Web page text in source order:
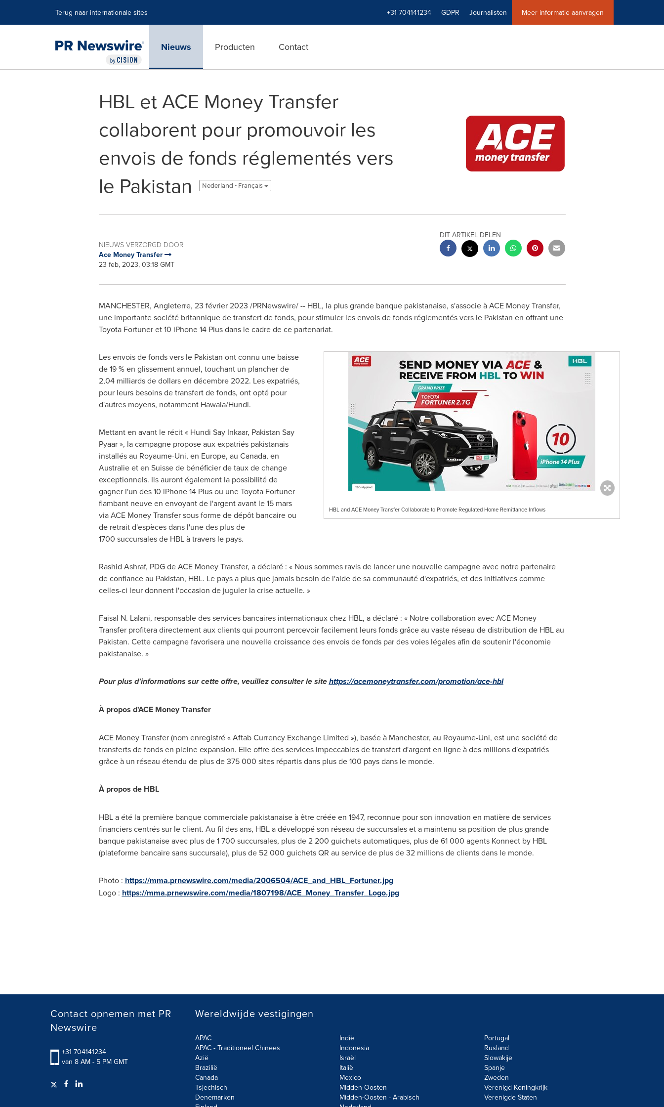
Terug naar internationale sites +31 704141234 GDPR Journalisten Meer informatie aanvragen
Nieuws Producten Contact
HBL et ACE Money Transfer
collaborent pour promouvoir les
envois de fonds réglementés vers
le Pakistan
Nederland - Français
NIEUWS VERZORGD DOOR
Ace Money Transfer
23 feb, 2023, 03:18 GMT
DIT ARTIKEL DELEN
MANCHESTER, Angleterre, 23 février 2023 /PRNewswire/ -- HBL, la plus grande banque pakistanaise, s'associe à ACE Money Transfer,
une importante société britannique de transfert de fonds, pour stimuler les envois de fonds réglementés vers le Pakistan en offrant une
Toyota Fortuner et 10 iPhone 14 Plus dans le cadre de ce partenariat.
HBL and ACE Money Transfer Collaborate to Promote Regulated Home Remittance Inflows
Les envois de fonds vers le Pakistan ont connu une baisse
de 19 % en glissement annuel, touchant un plancher de
2,04 milliards de dollars en décembre 2022. Les expatriés,
pour leurs besoins de transfert de fonds, ont opté pour
d'autres moyens, notamment Hawala/Hundi.
Mettant en avant le récit « Hundi Say Inkaar, Pakistan Say
Pyaar », la campagne propose aux expatriés pakistanais
installés au Royaume-Uni, en Europe, au Canada, en
Australie et en Suisse de bénéficier de taux de change
exceptionnels. Ils auront également la possibilité de
gagner l'un des 10 iPhone 14 Plus ou une Toyota Fortuner
flambant neuve en envoyant de l'argent avant le 15 mars
via ACE Money Transfer sous forme de dépôt bancaire ou
de retrait d'espèces dans l'une des plus de
1700 succursales de HBL à travers le pays.
Rashid Ashraf, PDG de ACE Money Transfer, a déclaré : « Nous sommes ravis de lancer une nouvelle campagne avec notre partenaire
de confiance au Pakistan, HBL. Le pays a plus que jamais besoin de l'aide de sa communauté d'expatriés, et des initiatives comme
celles-ci leur donnent l'occasion de juguler la crise actuelle. »
Faisal N. Lalani, responsable des services bancaires internationaux chez HBL, a déclaré : « Notre collaboration avec ACE Money
Transfer profitera directement aux clients qui pourront percevoir facilement leurs fonds grâce au vaste réseau de distribution de HBL au
Pakistan. Cette campagne favorisera une nouvelle croissance des envois de fonds par des voies légales afin de soutenir l'économie
pakistanaise. »
Pour plus d'informations sur cette offre, veuillez consulter le sitehttps://acemoneytransfer.com/promotion/ace-hbl
À propos d'ACE Money Transfer
ACE Money Transfer (nom enregistré « Aftab Currency Exchange Limited »), basée à Manchester, au Royaume-Uni, est une société de
transferts de fonds en pleine expansion. Elle offre des services impeccables de transfert d'argent en ligne à des millions d'expatriés
grâce à un réseau étendu de plus de 375 000 sites répartis dans plus de 100 pays dans le monde.
À propos de HBL
HBL a été la première banque commerciale pakistanaise à être créée en 1947, reconnue pour son innovation en matière de services
financiers centrés sur le client. Au fil des ans, HBL a développé son réseau de succursales et a maintenu sa position de plus grande
banque pakistanaise avec plus de 1 700 succursales, plus de 2 200 guichets automatiques, plus de 61 000 agents Konnect by HBL
(plateforme bancaire sans succursale), plus de 52 000 guichets QR au service de plus de 32 millions de clients dans le monde.
Photo : https://mma.prnewswire.com/media/2006504/ACE_and_HBL_Fortuner.jpg
Logo : https://mma.prnewswire.com/media/1807198/ACE_Money_Transfer_Logo.jpg
Contact opnemen met PR
Newswire
+31 704141234
van 8 AM - 5 PM GMT
Wereldwijde vestigingen
APAC
APAC - Traditioneel Chinees
Azië
Brazilië
Canada
Tsjechisch
Denemarken
Indië
Indonesia
Israël
Italië
Mexico
Midden-Oosten
Midden-Oosten - Arabisch
Portugal
Rusland
Slowakije
Spanje
Zweden
Verenigd Koningkrijk
Verenigde Staten